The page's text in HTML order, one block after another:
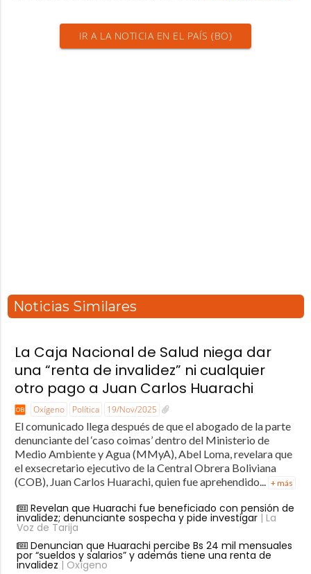
IR A LA NOTICIA EN EL PAÍS (BO)
Noticias Similares
La Caja Nacional de Salud niega dar
una “renta de invalidez” ni cualquier
otro pago a Juan Carlos Huarachi
Oxígeno Política 19/Nov/2025
El comunicado llega después de que el abogado de la parte
denunciante del ‘caso coimas’ dentro del Ministerio de
Medio Ambiente y Agua (MMyA), Abel Loma, revelara que
el exsecretario ejecutivo de la Central Obrera Boliviana
(COB), Juan Carlos Huarachi, quien fue aprehendido... + más
Revelan que Huarachi fue beneficiado con pensión de
invalidez; denunciante sospecha y pide investigar| La
Voz de Tarija
Denuncian que Huarachi percibe Bs 24 mil mensuales
por “sueldos y salarios” y además tiene una renta de
invalidez | Oxígeno